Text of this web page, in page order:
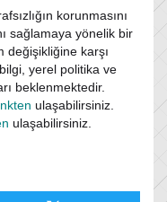
korunmasını
sağlamaya yönelik bir
değişikliğine karşı
yerel politika ve
beklenmektedir.
ulaşabilirsiniz.
ulaşabilirsiniz.